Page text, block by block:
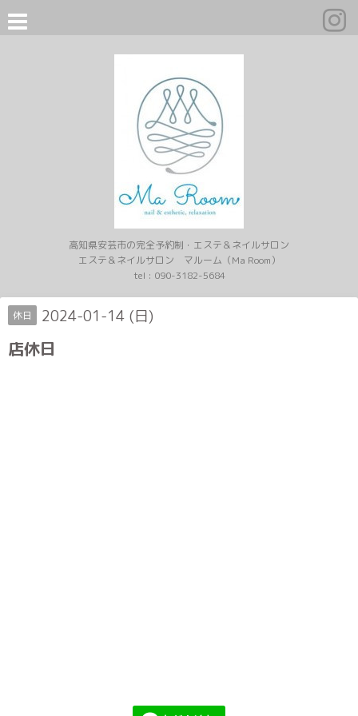
高知県安芸市の完全予約制・エステ＆ネイルサロン
エステ＆ネイルサロン マルーム（Ma Room）
tel : 090-3182-5684
休日 2024-01-14 (日)
店休日